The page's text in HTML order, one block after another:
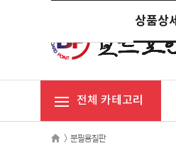
전체 카테고리
> 분필용칠판
상품상세